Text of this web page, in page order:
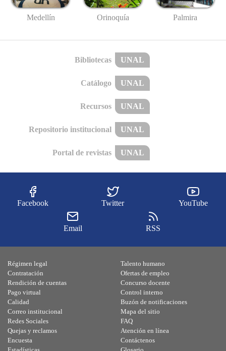
Medellín Orinoquía Palmira
Bibliotecas UNAL
Catálogo UNAL
Recursos UNAL
Repositorio institucional UNAL
Portal de revistas UNAL
Facebook Twitter YouTube
Email RSS
Régimen legal
Contratación
Rendición de cuentas
Pago virtual
Calidad
Talento humano
Ofertas de empleo
Concurso docente
Control interno
Buzón de notificaciones
Correo institucional
Redes Sociales
Quejas y reclamos
Encuesta
Mapa del sitio
FAQ
Atención en línea
Contáctenos